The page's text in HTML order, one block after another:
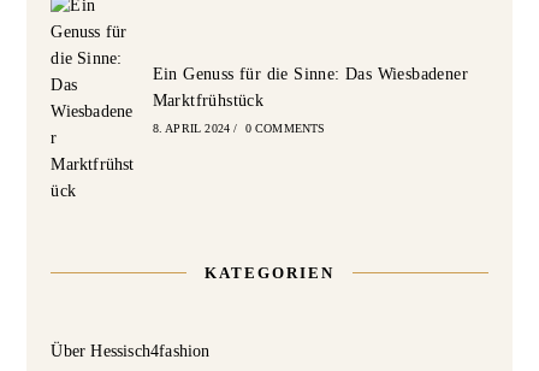
Ein Genuss für die Sinne: Das Wiesbadener
Marktfrühstück
8. APRIL 2024 / 0 COMMENTS
KATEGORIEN
Über Hessisch4fashion